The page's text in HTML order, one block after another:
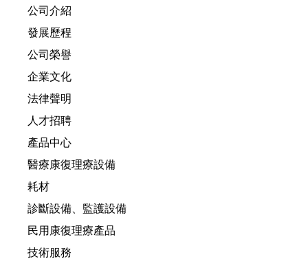
公司介紹
發展歷程
公司榮譽
企業文化
法律聲明
人才招聘
產品中心
醫療康復理療設備
耗材
診斷設備、監護設備
民用康復理療產品
技術服務